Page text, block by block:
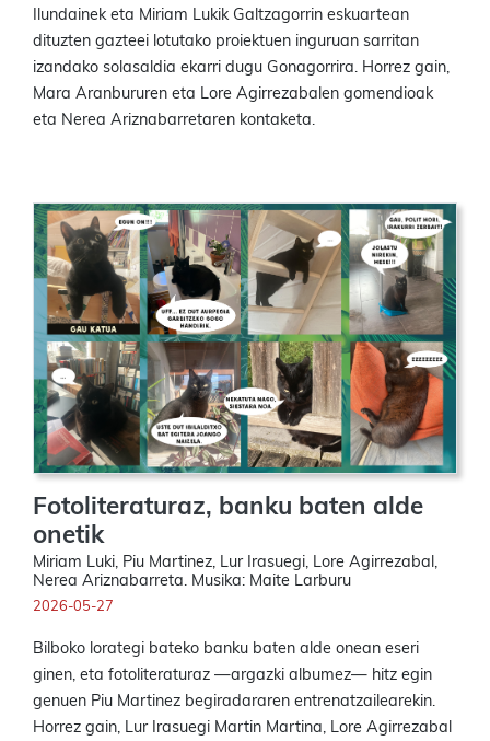
Ilundainek eta Miriam Lukik Galtzagorrin eskuartean
dituzten gazteei lotutako proiektuen inguruan sarritan
izandako solasaldia ekarri dugu Gonagorrira. Horrez gain,
Mara Aranbururen eta Lore Agirrezabalen gomendioak
eta Nerea Ariznabarretaren kontaketa.
Fotoliteraturaz, banku baten alde
onetik
Miriam Luki, Piu Martinez, Lur Irasuegi, Lore Agirrezabal,
Nerea Ariznabarreta. Musika: Maite Larburu
2026-05-27
Bilboko lorategi bateko banku baten alde onean eseri
ginen, eta fotoliteraturaz —argazki albumez— hitz egin
genuen Piu Martinez begiradararen entrenatzailearekin.
Horrez gain, Lur Irasuegi Martin Martina, Lore Agirrezabal